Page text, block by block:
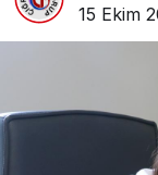
15 Ekim